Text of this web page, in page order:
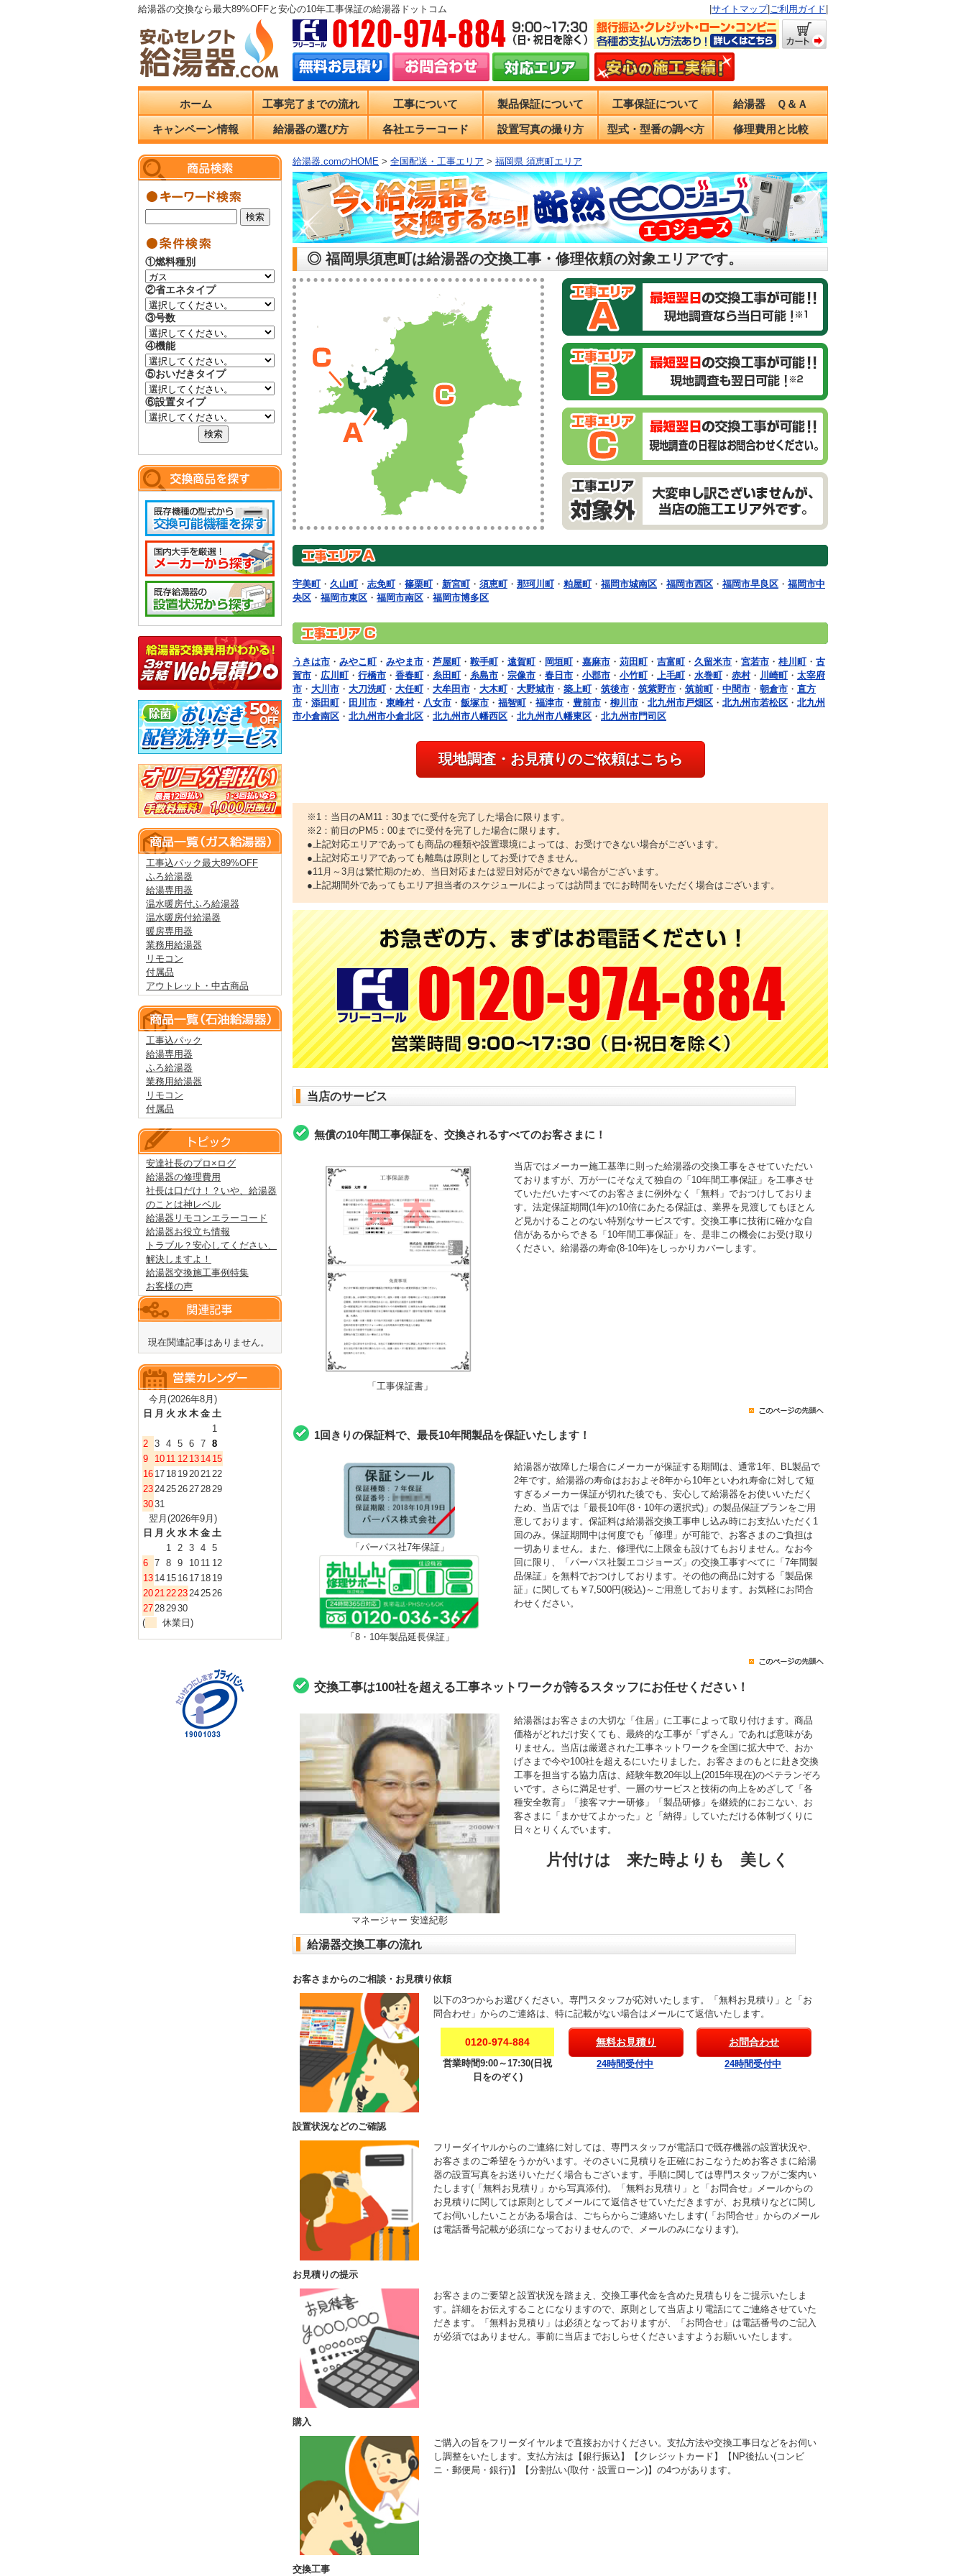
給湯器の交換なら最大89%OFFと安心の10年工事保証の給湯器ドットコム サイトマップ| ご利用ガイド
ホーム 工事完了までの流れ 工事について 製品保証について 工事保証について 給湯器 Ｑ＆Ａ
キャンペーン情報 給湯器の選び方 各社エラーコード 設置写真の撮り方 型式・型番の調べ方 修理費用と比較
給湯器.comのHOME > 全国配送・工事エリア > 福岡県 須恵町エリア
◎ 福岡県須恵町は給湯器の交換工事・修理依頼の対象エリアです。
宇美町・ 久山町・ 志免町・ 篠栗町・ 新宮町・ 須恵町・ 那珂川町・ 粕屋町・ 福岡市城南区 ・ 福岡市西区 ・ 福岡市早良区 ・ 福岡市中
央区 ・ 福岡市東区 ・ 福岡市南区 ・ 福岡市博多区
うきは市 ・ みやこ町・ みやま市 ・ 芦屋町・ 鞍手町・ 遠賀町・ 岡垣町・ 嘉麻市 ・ 苅田町・ 吉富町・ 久留米市 ・ 宮若市 ・ 桂川町・ 古
賀市 ・ 広川町・ 行橋市 ・ 香春町・ 糸田町・ 糸島市 ・ 宗像市 ・ 春日市 ・ 小郡市 ・ 小竹町・ 上毛町・ 水巻町・ 赤村・ 川崎町・ 太宰府
市 ・ 大川市 ・ 大刀洗町・ 大任町・ 大牟田市 ・ 大木町・ 大野城市 ・ 築上町・ 筑後市 ・ 筑紫野市 ・ 筑前町・ 中間市 ・ 朝倉市 ・ 直方
市 ・ 添田町・ 田川市 ・ 東峰村・ 八女市 ・ 飯塚市 ・ 福智町・ 福津市 ・ 豊前市 ・ 柳川市 ・ 北九州市戸畑区 ・ 北九州市若松区 ・ 北九州
市小倉南区 ・ 北九州市小倉北区 ・ 北九州市八幡西区 ・ 北九州市八幡東区 ・ 北九州市門司区
現地調査・お見積りのご依頼はこちら
※1：当日のAM11：30までに受付を完了した場合に限ります。
※2：前日のPM5：00までに受付を完了した場合に限ります。
●上記対応エリアであっても商品の種類や設置環境によっては、お受けできない場合がございます。
●上記対応エリアであっても離島は原則としてお受けできません。
●11月～3月は繁忙期のため、当日対応または翌日対応ができない場合がございます。
●上記期間外であってもエリア担当者のスケジュールによっては訪問までにお時間をいただく場合はございます。
当店のサービス
無償の10年間工事保証を、交換されるすべてのお客さまに！
「工事保証書」
当店ではメーカー施工基準に則った給湯器の交換工事をさせていただい
ておりますが、万が一にそなえて独自の「10年間工事保証」を工事させ
ていただいたすべてのお客さまに例外なく「無料」でおつけしておりま
す。法定保証期間(1年)の10倍にあたる保証は、業界を見渡してもほとん
ど見かけることのない特別なサービスです。交換工事に技術に確かな自
信があるからできる「10年間工事保証」を、是非この機会にお受け取り
ください。給湯器の寿命(8-10年)をしっかりカバーします。
1回きりの保証料で、最長10年間製品を保証いたします！
「パーパス社7年保証」
「8・10年製品延長保証」
給湯器が故障した場合にメーカーが保証する期間は、通常1年、BL製品で
2年です。給湯器の寿命はおおよそ8年から10年といわれ寿命に対して短
すぎるメーカー保証が切れた後でも、安心して給湯器をお使いいただく
ため、当店では「最長10年(8・10年の選択式)」の製品保証プランをご用
意しております。保証料は給湯器交換工事申し込み時にお支払いただく1
回のみ。保証期間中は何度でも「修理」が可能で、お客さまのご負担は
一切ありません。また、修理代に上限金も設けてもおりません。なお今
回に限り、「パーパス社製エコジョーズ」の交換工事すべてに「7年間製
品保証」を無料でおつけしております。その他の商品に対する「製品保
証」に関しても￥7,500円(税込)～ご用意しております。お気軽にお問合
わせください。
交換工事は100社を超える工事ネットワークが誇るスタッフにお任せください！
マネージャー 安達紀彰
給湯器はお客さまの大切な「住居」に工事によって取り付けます。商品
価格がどれだけ安くても、最終的な工事が「ずさん」であれば意味があ
りません。当店は厳選された工事ネットワークを全国に拡大中で、おか
げさまで今や100社を超えるにいたりました。お客さまのもとに赴き交換
工事を担当する協力店は、経験年数20年以上(2015年現在)のベテランぞろ
いです。さらに満足せず、一層のサービスと技術の向上をめざして「各
種安全教育」「接客マナー研修」「製品研修」を継続的におこない、お
客さまに「まかせてよかった」と「納得」していただける体制づくりに
日々とりくんでいます。
片付けは 来た時よりも 美しく
給湯器交換工事の流れ
お客さまからのご相談・お見積り依頼
以下の3つからお選びください。専門スタッフが応対いたします。「無料お見積り」と「お
問合わせ」からのご連絡は、特に記載がない場合はメールにて返信いたします。
0120-974-884
営業時間9:00～17:30(日祝
日をのぞく)
無料お見積り
24時間受付中
お問合わせ
24時間受付中
設置状況などのご確認
フリーダイヤルからのご連絡に対しては、専門スタッフが電話口で既存機器の設置状況や、
お客さまのご希望をうかがいます。そのさいに見積りを正確におこなうためお客さまに給湯
器の設置写真をお送りいただく場合もございます。手順に関しては専門スタッフがご案内い
たします(「無料お見積り」から写真添付)。「無料お見積り」と「お問合せ」メールからの
お見積りに関しては原則としてメールにて返信させていただきますが、お見積りなどに関し
てお伺いしたいことがある場合は、ごちらからご連絡いたします(「お問合せ」からのメール
は電話番号記載が必須になっておりませんので、メールのみになります)。
お見積りの提示
お客さまのご要望と設置状況を踏まえ、交換工事代金を含めた見積もりをご提示いたしま
す。詳細をお伝えすることになりますので、原則として当店より電話にてご連絡させていた
だきます。「無料お見積り」は必須となっておりますが、「お問合せ」は電話番号のご記入
が必須ではありません。事前に当店までおしらせくださいますようお願いいたします。
購入
ご購入の旨をフリーダイヤルまで直接おかけください。支払方法や交換工事日などをお伺い
し調整をいたします。支払方法は【銀行振込】【クレジットカード】【NP後払い(コンビ
ニ・郵便局・銀行)】【分割払い(取付・設置ローン)】の4つがあります。
交換工事
①燃料種別
②省エネタイプ
③号数
④機能
⑤おいだきタイプ
⑥設置タイプ
工事込パック最大89%OFF
ふろ給湯器
給湯専用器
温水暖房付ふろ給湯器
温水暖房付給湯器
暖房専用器
業務用給湯器
リモコン
付属品
アウトレット・中古商品
工事込パック
給湯専用器
ふろ給湯器
業務用給湯器
リモコン
付属品
安達社長のプロ×ログ
給湯器の修理費用
社長は口だけ！？いや、給湯器
のことは神レベル
給湯器リモコンエラーコード
給湯器お役立ち情報
トラブル？安心してください、
解決しますよ！
給湯器交換施工事例特集
お客様の声
現在関連記事はありません。
今月(2026年8月)
日 月 火 水 木 金 土
1
2 3 4 5 6 7 8
9
10 11 12 13 14 15
16 17 18 19202122
23242526272829
3031
翌月(2026年9月)
日 月 火 水 木 金 土
1 2 3 4 5
6 7 8 9 10 11 12
13 14 15 16 17 18 19
20212223242526
27282930
(
休業日)